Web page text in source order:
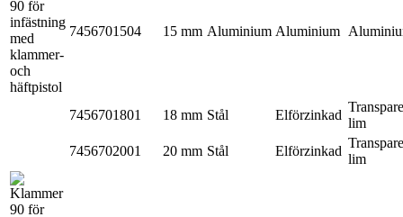
7456701504 15 mm Aluminium Aluminium
7456701801 18 mm Stål Elförzinkad
lim
7456702001
20 mm Stål Elförzinkad
lim